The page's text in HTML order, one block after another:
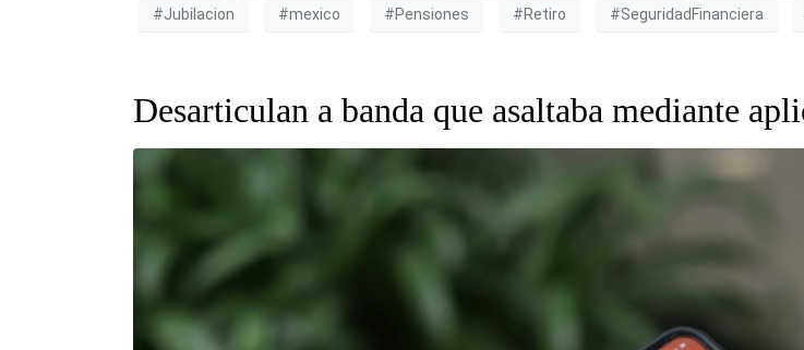
#Jubilacion #mexico #Pensiones #Retiro #SeguridadFinanciera
Desarticulan a banda que asaltaba mediante